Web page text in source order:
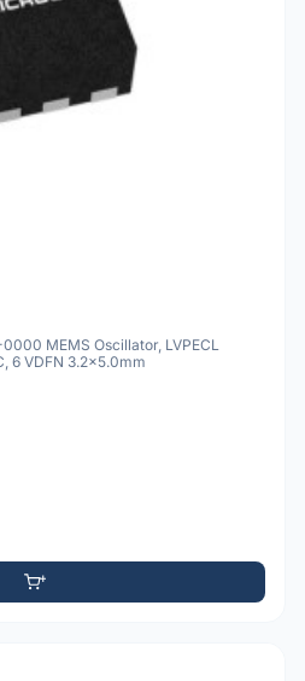
MEMS Oscillator, LVPECL
6 VDFN 3.2x5.0mm